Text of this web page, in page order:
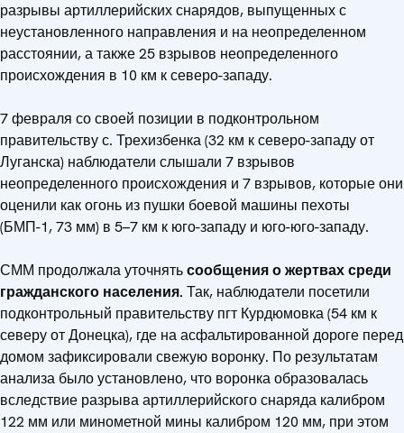
разрывы артиллерийских снарядов, выпущенных с
неустановленного направления и на неопределенном
расстоянии, а также 25 взрывов неопределенного
происхождения в 10 км к северо-западу.
7 февраля со своей позиции в подконтрольном
правительству с. Трехизбенка (32 км к северо-западу от
Луганска) наблюдатели слышали 7 взрывов
неопределенного происхождения и 7 взрывов, которые они
оценили как огонь из пушки боевой машины пехоты
(БМП-1, 73 мм) в 5–7 км к юго-западу и юго-юго-западу.
СММ продолжала уточнятьсообщения о жертвах среди
гражданского населения. Так, наблюдатели посетили
подконтрольный правительству пгт Курдюмовка (54 км к
северу от Донецка), где на асфальтированной дороге перед
домом зафиксировали свежую воронку. По результатам
анализа было установлено, что воронка образовалась
вследствие разрыва артиллерийского снаряда калибром
122 мм или минометной мины калибром 120 мм, при этом